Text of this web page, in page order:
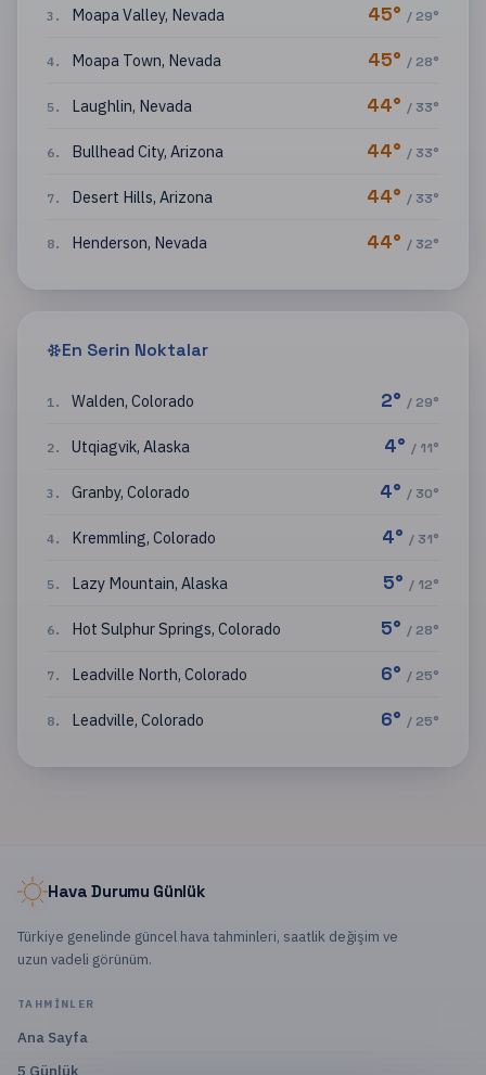
3 . Moapa Valley, Nevada 45° /29°
4. Moapa Town, Nevada 45° /28°
5. Laughlin, Nevada 44° / 33°
6. Bullhead City, Arizona 44° / 33°
7. Desert Hills, Arizona 44° / 33°
8. Henderson, Nevada 44° / 32°
En Serin Noktalar
1. Walden, Colorado 2° / 29°
2. Utqiagvik, Alaska 4° / 11°
3 . Granby, Colorado 4° / 30°
4. Kremmling, Colorado 4° / 31°
5. Lazy Mountain, Alaska 5° / 12°
6. Hot Sulphur Springs, Colorado 5° / 28°
7. Leadville North, Colorado 6° / 25°
8. Leadville, Colorado 6° / 25°
Hava Durumu Günlük
Türkiye genelinde güncel hava tahminleri, saatlik değişim ve
uzun vadeli görünüm.
TAHMINLER
Ana Sayfa